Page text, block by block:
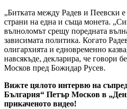
„Битката между Радев и Пеевски
страни на една и съща монета.
вълноломът срещу поредната
зависимата политика. Когато
олигархията и едновременно
навсякъде, декларира, че говори
Москов пред Божидар Русев.
Вижте цялото интервю на
България“ Петър Москов в
прикаченото видео!